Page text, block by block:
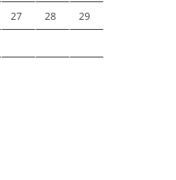
27 28 29